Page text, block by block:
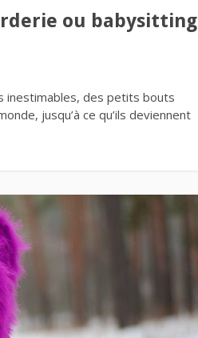
ou babysitting
inestimables, des petits bouts
jusqu’à ce qu’ils deviennent